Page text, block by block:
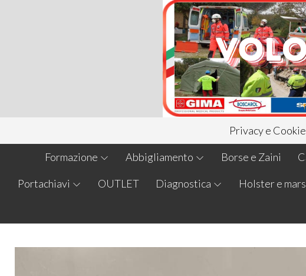
Privacy e
Formazione Abbigliamento Borse e Zaini
Portachiavi OUTLET Diagnostica Holster e